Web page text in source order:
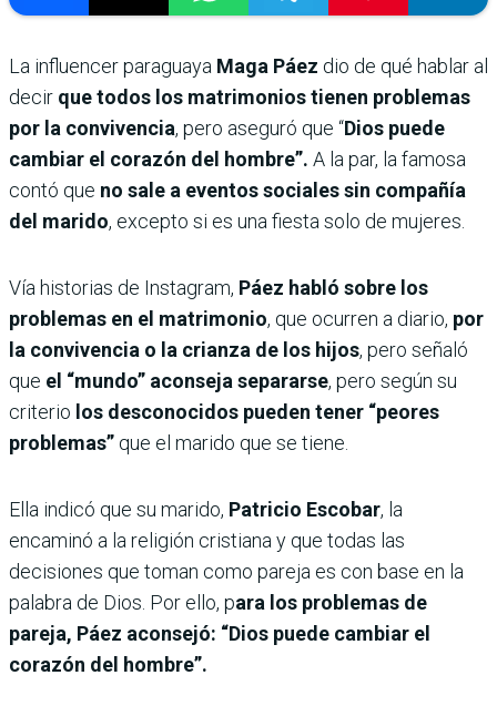
La influencer paraguaya Maga Páez dio de qué hablar al
decir que todos los matrimonios tienen problemas
por la convivencia, pero aseguró que “Dios puede
cambiar el corazón del hombre”. A la par, la famosa
contó que no sale a eventos sociales sin compañía
del marido, excepto si es una fiesta solo de mujeres.
Vía historias de Instagram, Páez habló sobre los
problemas en el matrimonio, que ocurren a diario, por
la convivencia o la crianza de los hijos, pero señaló
que el “mundo” aconseja separarse, pero según su
criterio los desconocidos pueden tener “peores
problemas” que el marido que se tiene.
Ella indicó que su marido, Patricio Escobar, la
encaminó a la religión cristiana y que todas las
decisiones que toman como pareja es con base en la
palabra de Dios. Por ello, para los problemas de
pareja, Páez aconsejó: “Dios puede cambiar el
corazón del hombre”.